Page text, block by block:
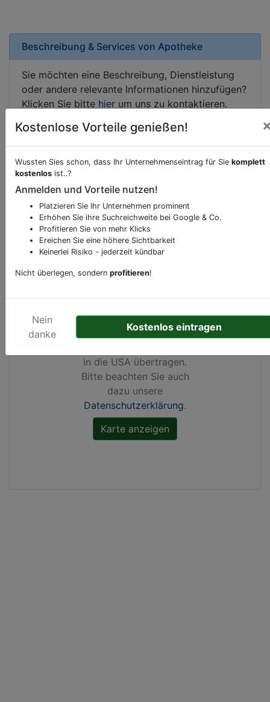
Beschreibung & Services von Apotheke
Sie möchten eine Beschreibung, Dienstleistung
oder andere relevante Informationen hinzufügen?
Klicken Sie bitte hier um uns zu kontaktieren.
Sonderangebote odere besondere Services, die
Ihr Unternehmen anbietet und womit Sie sich von
Ihren Wettbewerbern abheben.
KartenansichtLerchenfelder Straße 122inWien
Google Maps Cookies
gesetzt, IhreIP-Adresse
in die USA übertragen.
Bitte beachten Sie auch
dazu unsere
Datenschutzerklärung.
Kostenlose Vorteile genießen!
Wussten Sies schon, dass Ihr Unternehmenseintrag für Sie komplett
kostenlos ist..?
Anmelden und Vorteile nutzen!
Platzieren Sie Ihr Unternehmen prominent
Erhöhen Sie ihre Suchreichweite bei Google & Co.
Profitieren Sie von mehr Klicks
Ereichen Sie eine höhere Sichtbarkeit
Keinerlei Risiko - jederzeit kündbar
Nicht überlegen, sondern profitieren!
Nein
danke
Kostenlos eintragen